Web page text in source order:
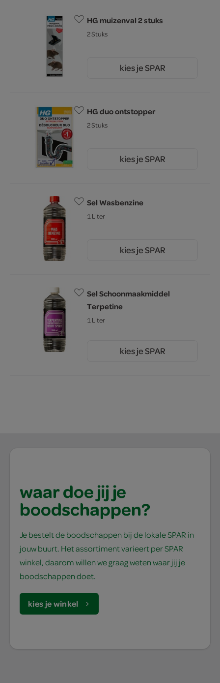
HG muizenval 2 stuks
2 Stuks
kies je SPAR
HG duo ontstopper
2 Stuks
kies je SPAR
Sel Wasbenzine
1 Liter
kies je SPAR
Sel Schoonmaakmiddel
Terpetine
1 Liter
kies je SPAR
waar doe jij je
boodschappen?
Je bestelt de boodschappen bij de lokale SPAR in
jouw buurt. Het assortiment varieert per SPAR
winkel, daarom willen we graag weten waar jij je
boodschappen doet.
kies je winkel